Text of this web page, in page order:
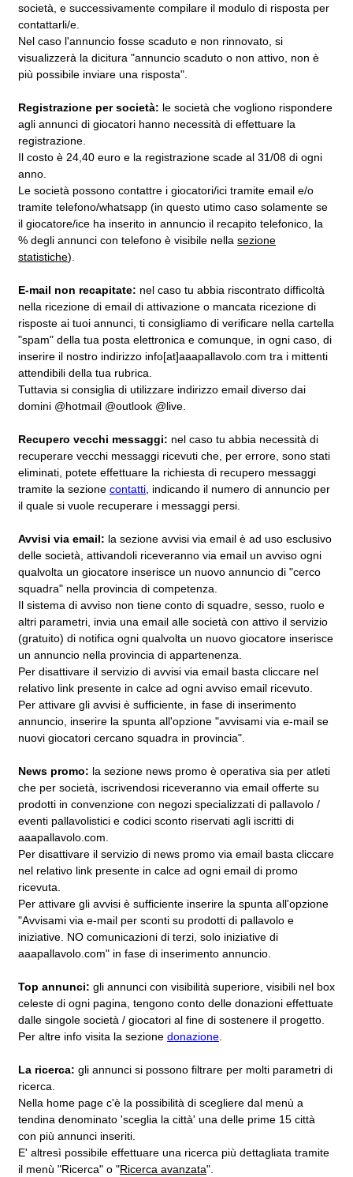
società, e successivamente compilare il modulo di risposta per
contattarli/e.
Nel caso l'annuncio fosse scaduto e non rinnovato, si
visualizzerà la dicitura "annuncio scaduto o non attivo, non è
più possibile inviare una risposta".
Registrazione per società: le società che vogliono rispondere
agli annunci di giocatori hanno necessità di effettuare la
registrazione.
Il costo è 24,40 euro e la registrazione scade al 31/08 di ogni
anno.
Le società possono contattre i giocatori/ici tramite email e/o
tramite telefono/whatsapp (in questo utimo caso solamente se
il giocatore/ice ha inserito in annuncio il recapito telefonico, la
% degli annunci con telefono è visibile nella sezione
statistiche).
E-mail non recapitate: nel caso tu abbia riscontrato difficoltà
nella ricezione di email di attivazione o mancata ricezione di
risposte ai tuoi annunci, ti consigliamo di verificare nella cartella
"spam" della tua posta elettronica e comunque, in ogni caso, di
inserire il nostro indirizzo info[at]aaapallavolo.com tra i mittenti
attendibili della tua rubrica.
Tuttavia si consiglia di utilizzare indirizzo email diverso dai
domini @hotmail @outlook @live.
Recupero vecchi messaggi: nel caso tu abbia necessità di
recuperare vecchi messaggi ricevuti che, per errore, sono stati
eliminati, potete effettuare la richiesta di recupero messaggi
tramite la sezione contatti, indicando il numero di annuncio per
il quale si vuole recuperare i messaggi persi.
Avvisi via email: la sezione avvisi via email è ad uso esclusivo
delle società, attivandoli riceveranno via email un avviso ogni
qualvolta un giocatore inserisce un nuovo annuncio di "cerco
squadra" nella provincia di competenza.
Il sistema di avviso non tiene conto di squadre, sesso, ruolo e
altri parametri, invia una email alle società con attivo il servizio
(gratuito) di notifica ogni qualvolta un nuovo giocatore inserisce
un annuncio nella provincia di appartenenza.
Per disattivare il servizio di avvisi via email basta cliccare nel
relativo link presente in calce ad ogni avviso email ricevuto.
Per attivare gli avvisi è sufficiente, in fase di inserimento
annuncio, inserire la spunta all'opzione "avvisami via e-mail se
nuovi giocatori cercano squadra in provincia".
News promo: la sezione news promo è operativa sia per atleti
che per società, iscrivendosi riceveranno via email offerte su
prodotti in convenzione con negozi specializzati di pallavolo /
eventi pallavolistici e codici sconto riservati agli iscritti di
aaapallavolo.com.
Per disattivare il servizio di news promo via email basta cliccare
nel relativo link presente in calce ad ogni email di promo
ricevuta.
Per attivare gli avvisi è sufficiente inserire la spunta all'opzione
"Avvisami via e-mail per sconti su prodotti di pallavolo e
iniziative. NO comunicazioni di terzi, solo iniziative di
aaapallavolo.com" in fase di inserimento annuncio.
Top annunci: gli annunci con visibilità superiore, visibili nel box
celeste di ogni pagina, tengono conto delle donazioni effettuate
dalle singole società / giocatori al fine di sostenere il progetto.
Per altre info visita la sezione donazione.
La ricerca: gli annunci si possono filtrare per molti parametri di
ricerca.
Nella home page c'è la possibilità di scegliere dal menù a
tendina denominato 'sceglia la città' una delle prime 15 città
con più annunci inseriti.
E' altresì possibile effettuare una ricerca più dettagliata tramite
il menù "Ricerca" o "Ricerca avanzata".